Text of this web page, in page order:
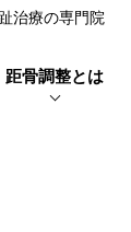
距骨調整とは
治療の専門院